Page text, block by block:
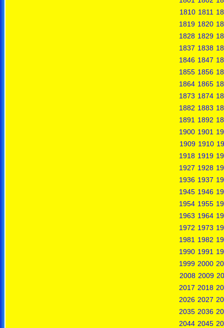
1810 1811
1819 1820
1828 1829
1837 1838
1846 1847
1855 1856
1864 1865
1873 1874
1882 1883
1891 1892
1900 1901
1909 1910
1918 1919
1927 1928
1936 1937
1945 1946
1954 1955
1963 1964
1972 1973
1981 1982
1990 1991
1999 2000
2008 2009
2017 2018
2026 2027
2035 2036
2044 2045